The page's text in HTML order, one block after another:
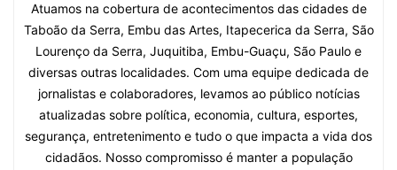
Atuamos na cobertura de acontecimentos das cidades de
Taboão da Serra, Embu das Artes, Itapecerica da Serra, São
Lourenço da Serra, Juquitiba, Embu-Guaçu, São Paulo e
diversas outras localidades. Com uma equipe dedicada de
jornalistas e colaboradores, levamos ao público notícias
atualizadas sobre política, economia, cultura, esportes,
segurança, entretenimento e tudo o que impacta a vida dos
cidadãos. Nosso compromisso é manter a população